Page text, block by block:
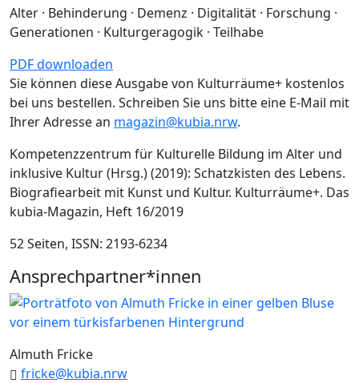
Alter · Behinderung · Demenz · Digitalität · Forschung ·
Generationen · Kulturgeragogik · Teilhabe
PDF downloaden
Sie können diese Ausgabe von Kulturräume+ kostenlos
bei uns bestellen. Schreiben Sie uns bitte eine E-Mail mit
Ihrer Adresse an magazin@kubia.nrw.
Kompetenzzentrum für Kulturelle Bildung im Alter und
inklusive Kultur (Hrsg.) (2019): Schatzkisten des Lebens.
Biografiearbeit mit Kunst und Kultur. Kulturräume+. Das
kubia-Magazin, Heft 16/2019
52 Seiten, ISSN: 2193-6234
Ansprechpartner*innen
Almuth Fricke
fricke@kubia.nrw